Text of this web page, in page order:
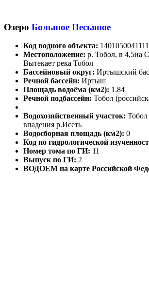
Озеро Большое Песьяное
Код водного объекта:
Местоположение: р. Тобол, в 4,5на
Вытекает река Тобол
Бассейновый округ: Иртышский
Речной бассейн: Иртыш
Площадь водоёма (км2): 1.84
Речной подбассейн: Тобол
Водохозяйственный участок: Тобол
впадения р.Исеть
Водосборная площадь (км2): 0
Код по гидрологической
Номер тома по ГИ: 11
Выпуск по ГИ: 2
ВОДОЕМ на карте Российской